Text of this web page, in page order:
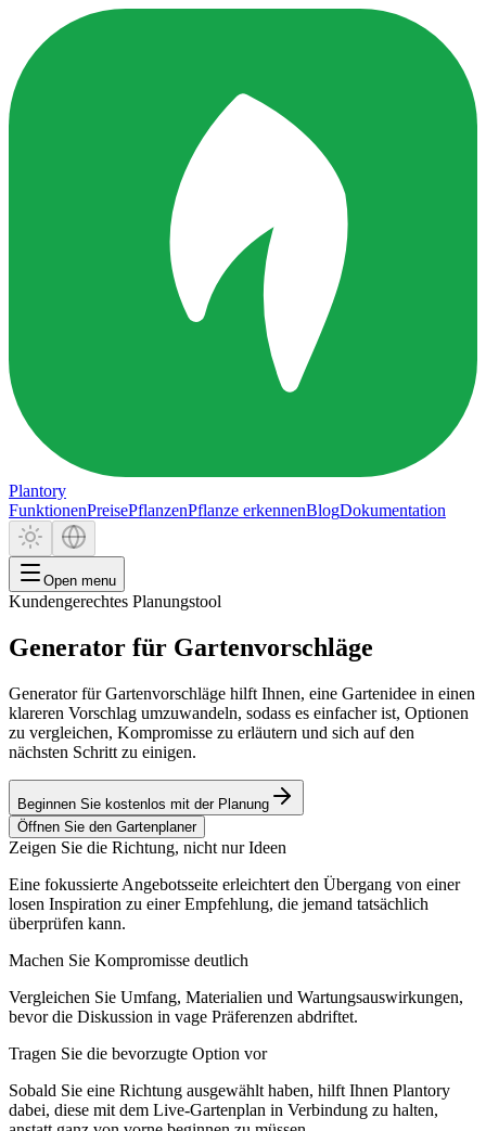
Plantory
FunktionenPreisePflanzenPflanze erkennenBlogDokumentation
Open menu
Kundengerechtes Planungstool
Generator für Gartenvorschläge
Generator für Gartenvorschläge hilft Ihnen, eine Gartenidee in einen
klareren Vorschlag umzuwandeln, sodass es einfacher ist, Optionen
zu vergleichen, Kompromisse zu erläutern und sich auf den
nächsten Schritt zu einigen.
Beginnen Sie kostenlos mit der Planung
Öffnen Sie den Gartenplaner
Zeigen Sie die Richtung, nicht nur Ideen
Eine fokussierte Angebotsseite erleichtert den Übergang von einer
losen Inspiration zu einer Empfehlung, die jemand tatsächlich
überprüfen kann.
Machen Sie Kompromisse deutlich
Vergleichen Sie Umfang, Materialien und Wartungsauswirkungen,
bevor die Diskussion in vage Präferenzen abdriftet.
Tragen Sie die bevorzugte Option vor
Sobald Sie eine Richtung ausgewählt haben, hilft Ihnen Plantory
dabei, diese mit dem Live-Gartenplan in Verbindung zu halten,